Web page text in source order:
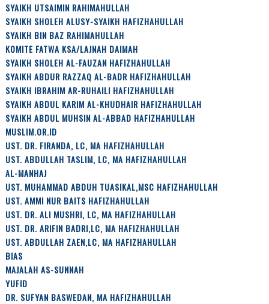
SYAIKH UTSAIMIN RAHIMAHULLAH
SYAIKH SHOLEH ALUSY-SYAIKH HAFIZHAHULLAH
SYAIKH BIN BAZ RAHIMAHULLAH
KOMITE FATWA KSA/LAJNAH DAIMAH
SYAIKH SHOLEH AL-FAUZAN HAFIZHAHULLAH
SYAIKH ABDUR RAZZAQ AL-BADR HAFIZHAHULLAH
SYAIKH IBRAHIM AR-RUHAILI HAFIZHAHULLAH
SYAIKH ABDUL KARIM AL-KHUDHAIR HAFIZHAHULLAH
SYAIKH ABDUL MUHSIN AL-ABBAD HAFIZHAHULLAH
MUSLIM.OR.ID
UST. DR. FIRANDA, LC, MA HAFIZHAHULLAH
UST. ABDULLAH TASLIM, LC, MA HAFIZHAHULLAH
AL-MANHAJ
UST. MUHAMMAD ABDUH TUASIKAL,MSC HAFIZHAHULLAH
UST. AMMI NUR BAITS HAFIZHAHULLAH
UST. DR. ALI MUSHRI, LC, MA HAFIZHAHULLAH
UST. DR. ARIFIN BADRI,LC, MA HAFIZHAHULLAH
UST. ABDULLAH ZAEN,LC, MA HAFIZHAHULLAH
BIAS
MAJALAH AS-SUNNAH
YUFID
DR. SUFYAN BASWEDAN, MA HAFIZHAHULLAH